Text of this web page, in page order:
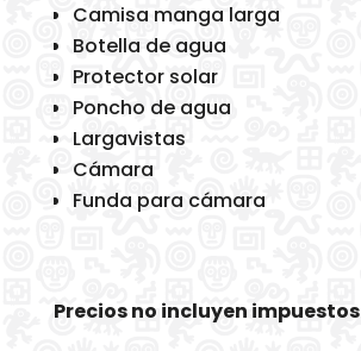
Camisa manga larga
Botella de agua
Protector solar
Poncho de agua
Largavistas
Cámara
Funda para cámara
Precios no incluyen impuestos